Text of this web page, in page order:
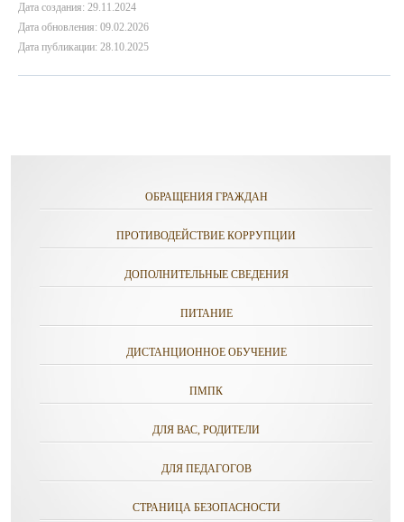
Дата создания: 29.11.2024
Дата обновления: 09.02.2026
Дата публикации: 28.10.2025
ОБРАЩЕНИЯ ГРАЖДАН
ПРОТИВОДЕЙСТВИЕ КОРРУПЦИИ
ДОПОЛНИТЕЛЬНЫЕ СВЕДЕНИЯ
ПИТАНИЕ
ДИСТАНЦИОННОЕ ОБУЧЕНИЕ
ПМПК
ДЛЯ ВАС, РОДИТЕЛИ
ДЛЯ ПЕДАГОГОВ
СТРАНИЦА БЕЗОПАСНОСТИ